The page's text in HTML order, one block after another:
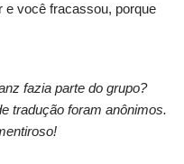
e você fracassou, porque
fazia parte do grupo?
tradução foram anônimos.